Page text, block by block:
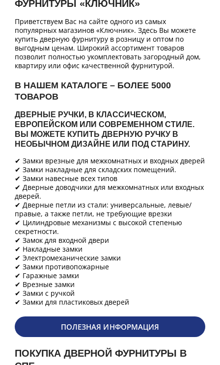
ФУРНИТУРЫ «КЛЮЧНИК»
Приветствуем Вас на сайте одного из самых
популярных магазинов «Ключник». Здесь Вы можете
купить дверную фурнитуру в розницу и оптом по
выгодным ценам. Широкий ассортимент товаров
позволит полностью укомплектовать загородный дом,
квартиру или офис качественной фурнитурой.
В НАШЕМ КАТАЛОГЕ – БОЛЕЕ 5000
ТОВАРОВ
ДВЕРНЫЕ РУЧКИ, В КЛАССИЧЕСКОМ,
ЕВРОПЕЙСКОМ ИЛИ СОВРЕМЕННОМ СТИЛЕ.
ВЫ МОЖЕТЕ КУПИТЬ ДВЕРНУЮ РУЧКУ В
НЕОБЫЧНОМ ДИЗАЙНЕ ИЛИ ПОД СТАРИНУ.
✔ Замки врезные для межкомнатных и входных дверей
✔ Замки накладные для складских помещений.
✔ Замки навесные всех типов
✔ Дверные доводчики для межкомнатных или входных
дверей.
✔ Дверные петли из стали: универсальные, левые/
правые, а также петли, не требующие врезки
✔ Цилиндровые механизмы с высокой степенью
секретности.
✔ Замок для входной двери
✔ Накладные замки
✔ Электромеханические замки
✔ Замки противопожарные
✔ Гаражные замки
✔ Врезные замки
✔ Замки с ручкой
✔ Замки для пластиковых дверей
ПОЛЕЗНАЯ ИНФОРМАЦИЯ
ПОКУПКА ДВЕРНОЙ ФУРНИТУРЫ В